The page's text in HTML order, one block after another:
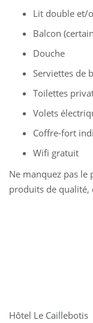
Lit double et/
Balcon
Douche
Serviettes de
Toilettes
Volets
Coffre-fort
Wifi gratuit
Ne manquez pas le
produits de qualité,
Hôtel Le Caillebotis